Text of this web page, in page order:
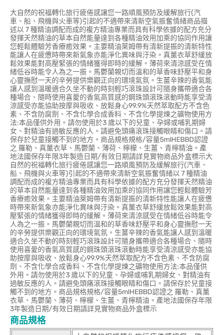
大自然的祝福轉化旅行疲倦感讓您一路順風預防及緩解旅行(汽
車、船、飛機與火車等)引起的不適帶來清新空氣振奮情緒商品描
述以 7 種精油調配而成的複方精油專業而具有科學依據的配方充分
發揮天然精油的草本自然能量達到各種精油效用加乘的協同作用讓
您輕鬆體驗芳香療癒效果。主要精油萊姆帶有清新提振的清新特性
能讓人在疲憊時帶來新氣象亦能淨化異味與汙染。真薰衣草舒緩放
鬆效果能對高壓緊張的情緒獲得即時的緩解。薄荷來清涼感受在情
緒低谷時能令人為之一振。馬鬱蘭親切而溫和的草香味舒壓平和身
心靈撫慰一天的辛勞提供樂觀正向的環境氣氛。生薑辛辣的香氣能
讓人感到溫暖適合久坐不動的時刻輕巧滾珠設計可隨身攜帶適合各
種場合、隨時使用喜愛的香氣高質感的鋼珠頭滾珠滾動時能享受清
涼感受亦能協助按摩與吸收、放鬆身心99.9%天然萃取配方不含色
素、不含防腐劑、不含化學合成香料、不含化學提煉之礦物使用方
法:本品僅供外用。請勿使用於3 歲以下的兒童、孕婦或哺乳期婦
女、對精油有過敏反應的人。請避免頭痛滾珠接觸眼睛和傷口。請
保存於兒童接觸不到的地方。商品規格規格/容量5mlHEBBD認證
之 羅勒、真薰衣草、馬鬱蘭、薄荷、檸檬、生薑、青檸精油。產
地法國保存年限3年製造日期/有效日期請詳見實物商品外盒標示大
自然的祝福轉化旅行疲倦感讓您一路順風預防及緩解旅行(汽車、
船、飛機與火車等)引起的不適帶來清新空氣振奮情緒以 7 種精油
調配而成的複方精油專業而具有科學依據的配方充分發揮天然精油
的草本自然能量達到各種精油效用加乘的協同作用讓您輕鬆體驗芳
香療癒效果。主要精油萊姆帶有清新提振的清新特性能讓人在疲憊
時帶來新氣象亦能淨化異味與汙染。真薰衣草舒緩放鬆效果能對高
壓緊張的情緒獲得即時的緩解。薄荷來清涼感受在情緒低谷時能令
人為之一振。馬鬱蘭親切而溫和的草香味舒壓平和身心靈撫慰一天
的辛勞提供樂觀正向的環境氣氛。生薑辛辣的香氣能讓人感到溫暖
適合久坐不動的時刻輕巧滾珠設計可隨身攜帶適合各種場合、隨時
使用喜愛的香氣高質感的鋼珠頭滾珠滾動時能享受清涼感受亦能協
助按摩與吸收、放鬆身心99.9%天然萃取配方不含色素、不含防腐
劑、不含化學合成香料、不含化學提煉之礦物使用方法:本品僅供
外用。請勿使用於3 歲以下的兒童、孕婦或哺乳期婦女、對精油有
過敏反應的人。請避免頭痛滾珠接觸眼睛和傷口。請保存於兒童接
觸不到的地方。商品規格規格/容量5mlHEBBD認證之 羅勒、真薰
衣草、馬鬱蘭、薄荷、檸檬、生薑、青檸精油。產地法國保存年限
3年製造日期/有效日期請詳見實物商品外盒標示
商品規格